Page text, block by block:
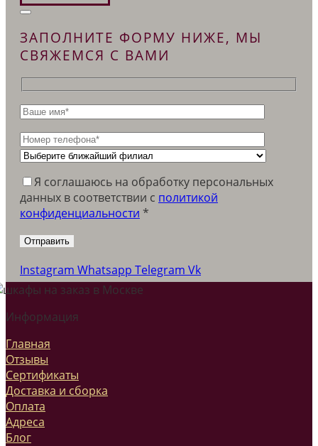
ЗАПОЛНИТЕ ФОРМУ НИЖЕ, МЫ
СВЯЖЕМСЯ С ВАМИ
Я соглашаюсь на обработку персональных
данных в соответствии c политикой
конфиденциальности *
Instagram Whatsapp Telegram Vk
Информация
Главная
Отзывы
Сертификаты
Доставка и сборка
Оплата
Адреса
Блог